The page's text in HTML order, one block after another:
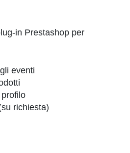
in Prestashop per
eventi
richiesta)